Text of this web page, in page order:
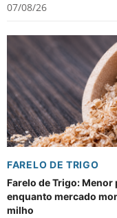
07/08/26
FARELO DE TRIGO
Farelo de Trigo:
enquanto mercado
milho